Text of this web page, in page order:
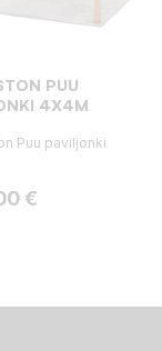
PUU
4X4M
Puu paviljonki
€